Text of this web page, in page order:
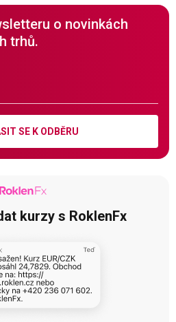
o novinkách
trhů.
SE K ODBĚRU
kurzy s RoklenFx